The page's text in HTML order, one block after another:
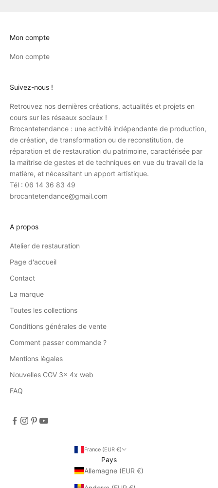
Mon compte
Mon compte
Suivez-nous !
Retrouvez nos dernières créations, actualités et projets en
cours sur les réseaux sociaux !
Brocantetendance : une activité indépendante de production,
de création, de transformation ou de reconstitution, de
réparation et de restauration du patrimoine, caractérisée par
la maîtrise de gestes et de techniques en vue du travail de la
matière, et nécessitant un apport artistique.
Tél : 06 14 36 83 49
brocantetendance@gmail.com
A propos
Atelier de restauration
Page d'accueil
Contact
La marque
Toutes les collections
Conditions générales de vente
Comment passer commande ?
Mentions lègales
Nouvelles CGV 3x 4x web
FAQ
France (EUR €)
Pays
Allemagne (EUR €)